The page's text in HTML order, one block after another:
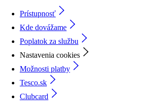
Prístupnosť
Kde dovážame
Poplatok za službu
Nastavenia cookies
Možnosti platby
Tesco.sk
Clubcard